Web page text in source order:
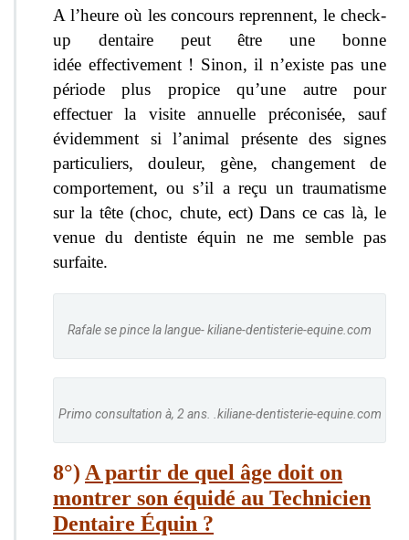
A l’heure où les concours reprennent, le check-
up dentaire peut être une bonne
idée effectivement ! Sinon, il n’existe pas une
période plus propice qu’une autre pour
effectuer la visite annuelle préconisée, sauf
évidemment si l’animal présente des signes
particuliers, douleur, gène, changement de
comportement, ou s’il a reçu un traumatisme
sur la tête (choc, chute, ect) Dans ce cas là, le
venue du dentiste équin ne me semble pas
surfaite.
Rafale se pince la langue- kiliane-dentisterie-equine.com
Primo consultation à, 2 ans. .kiliane-dentisterie-equine.com
8°) A partir de quel âge doit on
montrer son équidé au Technicien
Dentaire Équin ?